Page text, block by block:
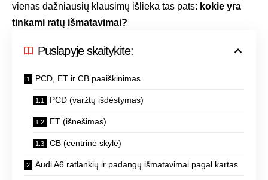
vienas dažniausių klausimų išlieka tas pats: kokie yra
tinkami ratų išmatavimai?
Puslapyje skaitykite:
PCD, ET ir CB paaiškinimas
PCD (varžtų išdėstymas)
ET (išnešimas)
CB (centrinė skylė)
Audi A6 ratlankių ir padangų išmatavimai pagal kartas